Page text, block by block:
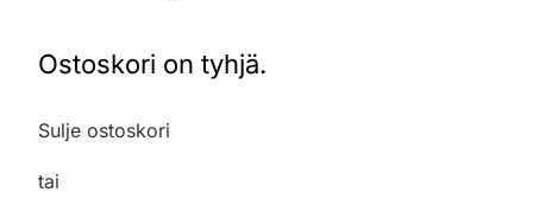
Ostoskori on tyhjä.
Sulje ostoskori
tai